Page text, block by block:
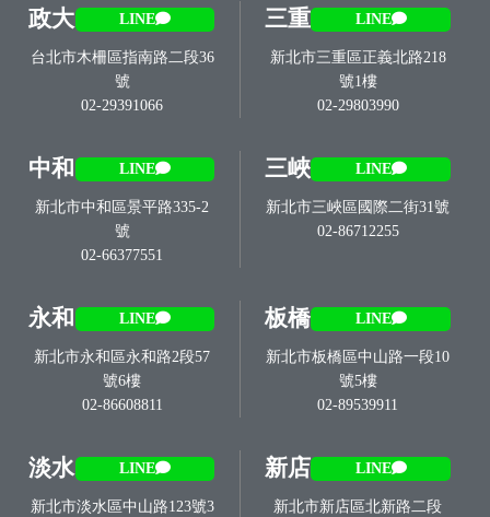
政大 LINE
台北市木柵區指南路二段36
號
02-29391066
三重 LINE
新北市三重區正義北路218
號1樓
02-29803990
中和 LINE
新北市中和區景平路335-2
號
02-66377551
三峽 LINE
新北市三峽區國際二街31號
02-86712255
永和 LINE
新北市永和區永和路2段57
號6樓
02-86608811
板橋 LINE
新北市板橋區中山路一段10
號5樓
02-89539911
淡水 LINE
新北市淡水區中山路123號3
新店 LINE
新北市新店區北新路二段